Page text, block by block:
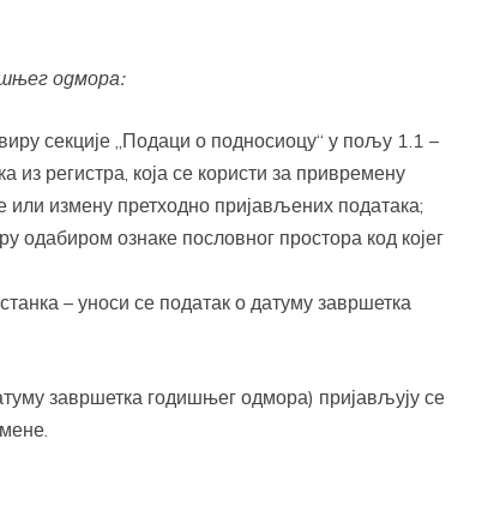
одмора:
секције „Подаци о подносиоцу“ у пољу 1.1 –
из регистра, која се користи за привремену
или измену претходно пријављених података;
ознаке пословног простора код којег
– уноси се податак о датуму завршетка
завршетка годишњег одмора) пријављују се